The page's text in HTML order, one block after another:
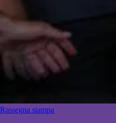
Rassegna stampa